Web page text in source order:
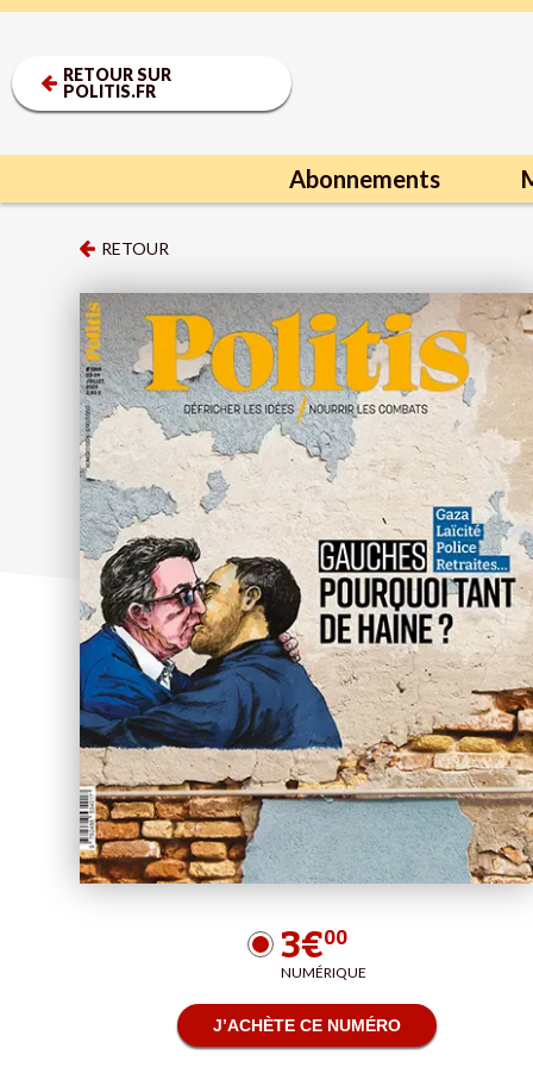
RETOUR SUR
POLITIS.FR
Abonnements
RETOUR
3€00
NUMÉRIQUE
J’ACHÈTE CE NUMÉRO